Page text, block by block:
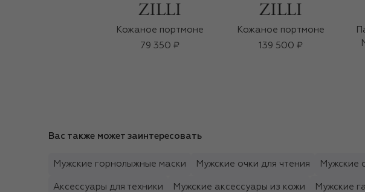
Кожаное портмоне
79 350 ₽
Кожаное портмоне
139 500 ₽
Вас также может заинтересовать
Мужские горнолыжные маски Мужские очки для чтения Мужские
Аксессуары для техники Мужские аксессуары из кожи Мужские